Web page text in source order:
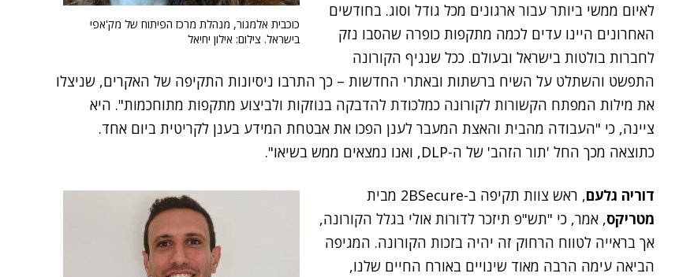
כוכבית אלמגור, מנהלת מרכז הפיתוח של מק'אפי
בישראל. צילום: אילון יחיאל
לאיום ממשי ביותר עבור ארגונים מכל גודל וסוג. בחודשים
האחרונים היינו עדים לכמה מתקפות כופרה שהסבו נזק
לחברות בולטות בישראל ובעולם. ככל שנגיף הקורונה
התפשט והשתלט על השיח ברשתות ובאתרי החדשות – כך התרבו ניסיונות התקיפה של האקרים, שניצלו
את מילות המפתח הקשורות לקורונה כמלכודת להדבקה בנוזקות ולביצוע מתקפות מתוחכמות". היא
ציינה, כי "העבודה מהבית והאצת המעבר לענן הפכו את אבטחת המידע בענן לקריטית ביום אחד.
כתוצאה מכך החל 'תור הזהב' של ה-DLP, ואנו נמצאים ממש בשיאו".
דוריה גלעם, ראש צוות תקיפה ב-2BSecure מבית
מטריקס, אמר, כי "תש"פ תיזכר לדורות אולי בגלל הקורונה,
אך בראייה לטווח הרחוק זה יהיה בזכות הקורונה. המגיפה
הביאה עימה הרבה מאוד שינויים באורח החיים שלנו,